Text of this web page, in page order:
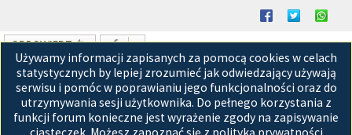
ODPOWIEDZ
Posty: 1 • Strona 1z1
Przejdź do
Używamy informacji zapisanych za pomocą cookies w celach
statystycznych by lepiej zrozumieć jak odwiedzający używają
serwisu i pomóc w poprawianiu jego funkcjonalności oraz do
utrzymywania sesji użytkownika. Do pełnego korzystania z
funkcji forum konieczne jest wyrażenie zgody na zapisywanie
Strona główna